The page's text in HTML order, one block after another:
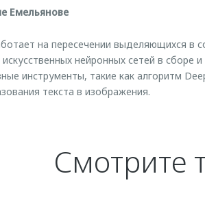
Емельянове
на пересечении выделяющихся в
нейронных сетей в сборе
инструменты, такие как алгоритм
текста в изображения.
Смотрите